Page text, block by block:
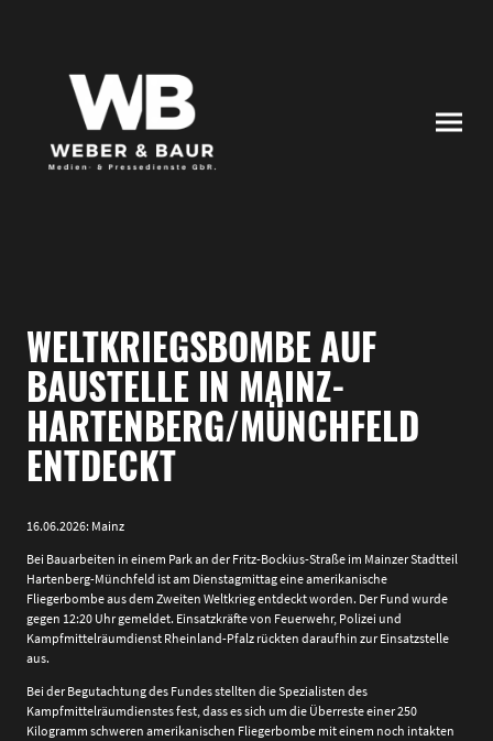
WELTKRIEGSBOMBE AUF
BAUSTELLE IN MAINZ-
HARTENBERG/MÜNCHFELD
ENTDECKT
16.06.2026: Mainz
Bei Bauarbeiten in einem Park an der Fritz-Bockius-Straße im Mainzer Stadtteil
Hartenberg-Münchfeld ist am Dienstagmittag eine amerikanische
Fliegerbombe aus dem Zweiten Weltkrieg entdeckt worden. Der Fund wurde
gegen 12:20 Uhr gemeldet. Einsatzkräfte von Feuerwehr, Polizei und
Kampfmittelräumdienst Rheinland-Pfalz rückten daraufhin zur Einsatzstelle
aus.
Bei der Begutachtung des Fundes stellten die Spezialisten des
Kampfmittelräumdienstes fest, dass es sich um die Überreste einer 250
Kilogramm schweren amerikanischen Fliegerbombe mit einem noch intakten